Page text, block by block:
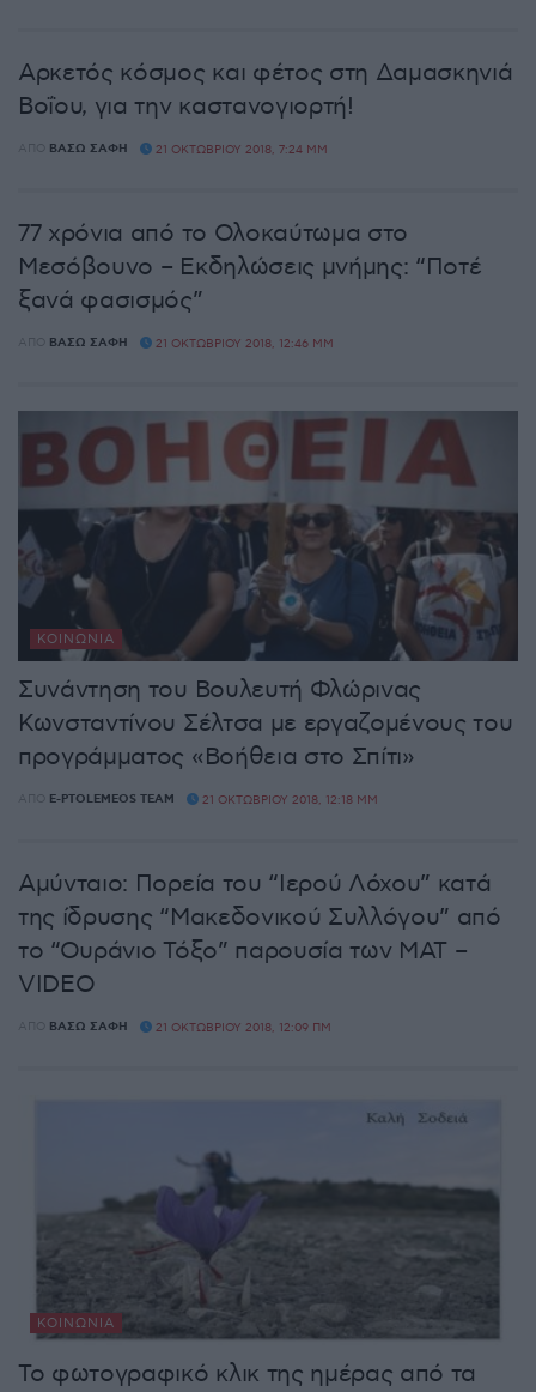
Αρκετός κόσμος και φέτος στη Δαμασκηνιά
Βοΐου, για την καστανογιορτή!
ΑΠΌ ΒΆΣΩ ΣΆΦΗ 21 ΟΚΤΩΒΡΊΟΥ 2018, 7:24 ΜΜ
77 χρόνια από το Ολοκαύτωμα στο
Μεσόβουνο – Εκδηλώσεις μνήμης: “Ποτέ
ξανά φασισμός”
ΑΠΌ ΒΆΣΩ ΣΆΦΗ 21 ΟΚΤΩΒΡΊΟΥ 2018, 12:46 ΜΜ
ΚΟΙΝΩΝΊΑ
Συνάντηση του Βουλευτή Φλώρινας
Κωνσταντίνου Σέλτσα με εργαζομένους του
προγράμματος «Βοήθεια στο Σπίτι»
ΑΠΌ E-PTOLEMEOS TEAM 21 ΟΚΤΩΒΡΊΟΥ 2018, 12:18 ΜΜ
Αμύνταιο: Πορεία του “Ιερού Λόχου” κατά
της ίδρυσης “Μακεδονικού Συλλόγου” από
το “Ουράνιο Τόξο” παρουσία των ΜΑΤ –
VIDEO
ΑΠΌ ΒΆΣΩ ΣΆΦΗ 21 ΟΚΤΩΒΡΊΟΥ 2018, 12:09 ΠΜ
ΚΟΙΝΩΝΊΑ
Το φωτογραφικό κλικ της ημέρας από τα